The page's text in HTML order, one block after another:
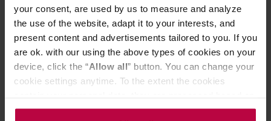
your consent, are used by us to measure and analyze
the use of the website, adapt it to your interests, and
present content and advertisements tailored to you. If you
are ok. with our using the above types of cookies on your
device, click the “Allow all” button. You can change your
cookie settings anytime. To the extent the cookies
the controller’s (namely, ALL GOOD S.A., ul.
40,00 zł